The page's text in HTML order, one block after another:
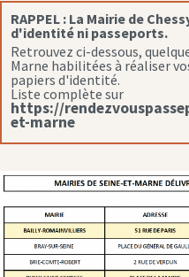
RAPPEL : La Mairie de
d'identité ni passeports.
Retrouvez ci-dessous,
Marne habilitées à réaliser
papiers d'identité.
Liste complète sur
https://
et-marne